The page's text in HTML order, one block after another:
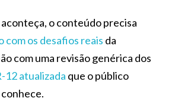
aconteça, o conteúdo precisa
com os desafios reais da
com uma revisão genérica dos
12 atualizada que o público